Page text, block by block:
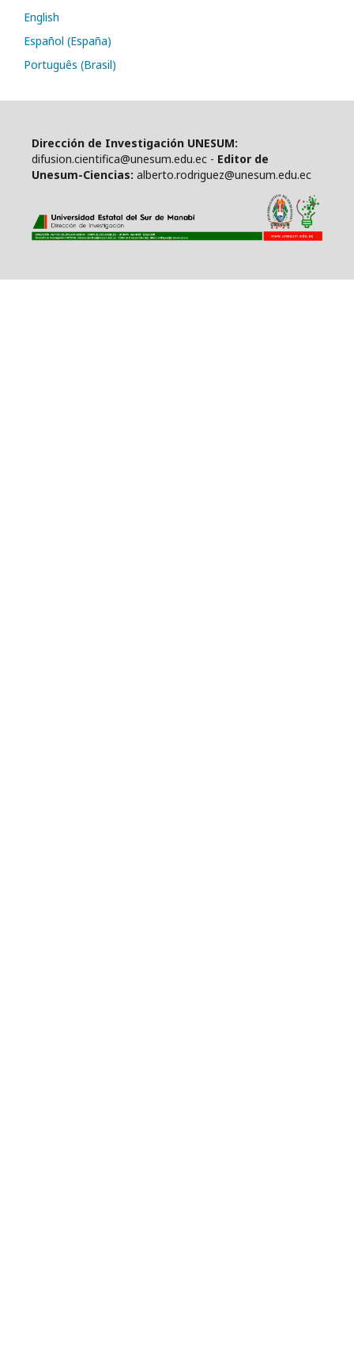
English
Español (España)
Português (Brasil)
Dirección de Investigación UNESUM:
difusion.cientifica@unesum.edu.ec - Editor de
Unesum-Ciencias: alberto.rodriguez@unesum.edu.ec